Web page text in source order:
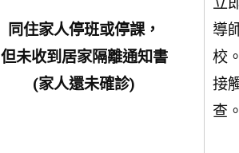
同住家人停班或停課，
但未收到居家隔離通知書
(家人還未確診)
導
校
接
查